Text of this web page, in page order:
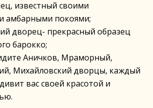
известный своими
амбарными покоями;
дворец- прекрасный образец
барокко;
Аничков, Мраморный,
Михайловский дворцы, каждый
вас своей красотой и